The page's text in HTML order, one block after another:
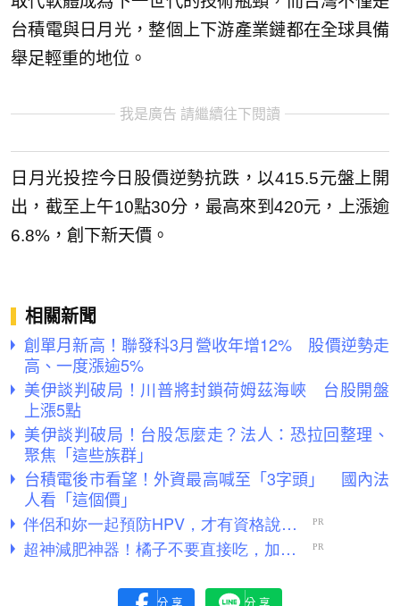
台積電與日月光，整個上下游產業鏈都在全球具備
舉足輕重的地位。
我是廣告 請繼續往下閱讀
日月光投控今日股價逆勢抗跌，以415.5元盤上開
出，截至上午10點30分，最高來到420元，上漲逾
6.8%，創下新天價。
相關新聞
創單月新高！聯發科3月營收年增12% 股價逆勢走
高、一度漲逾5%
美伊談判破局！川普將封鎖荷姆茲海峽 台股開盤
上漲5點
美伊談判破局！台股怎麼走？法人：恐拉回整理、
聚焦「這些族群」
台積電後市看望！外資最高喊至「3字頭」 國內法
人看「這個價」